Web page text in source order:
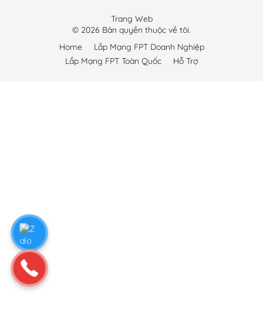
Trang Web
© 2026 Bản quyền thuộc về tôi.
Home
Lắp Mạng FPT Doanh Nghiệp
Lắp Mạng FPT Toàn Quốc
Hỗ Trợ